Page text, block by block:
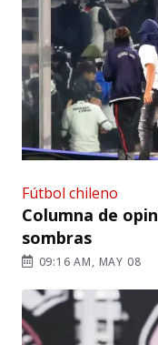
Fútbol chileno
Columna de
sombras
09:16 AM, MAY 08